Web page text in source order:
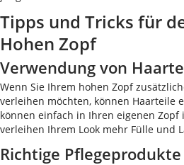
Tipps und Tricks für
Hohen Zopf
Verwendung von
Wenn Sie Ihrem hohen Zopf
verleihen möchten, können Haarteile
können einfach in Ihren eigenen
verleihen Ihrem Look mehr Fülle und
Richtige Pflegeprodukte